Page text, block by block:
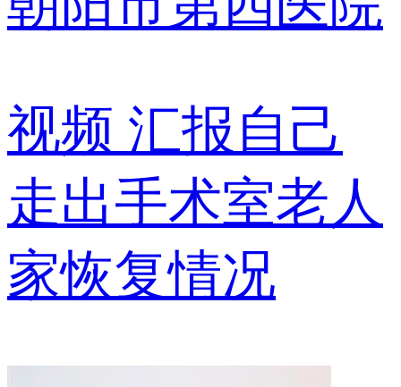
视频 汇报自己
走出手术室老人
家恢复情况